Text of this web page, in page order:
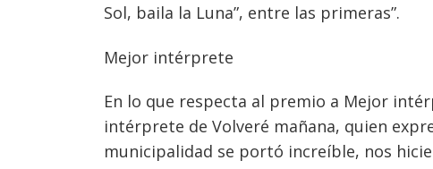
Sol, baila la Luna”, entre las primeras”.
Mejor intérprete
En lo que respecta al premio a Mejor
intérprete de Volveré mañana, quien
municipalidad se portó increíble, nos